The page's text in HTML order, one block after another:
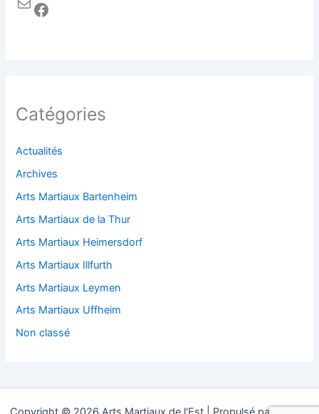
Catégories
Actualités
Archives
Arts Martiaux Bartenheim
Arts Martiaux de la Thur
Arts Martiaux Heimersdorf
Arts Martiaux Illfurth
Arts Martiaux Leymen
Arts Martiaux Uffheim
Non classé